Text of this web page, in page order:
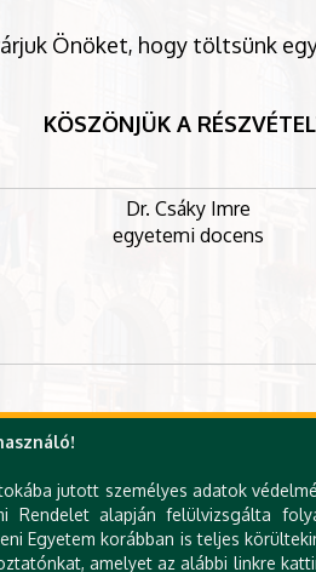
Önöket, hogy töltsünk
KÖSZÖNJÜK A
Dr. Csáky Imre
egyetemi docens
és Létesítménymérnöki
jutott személyes adatok
Rendelet alapján felülvizsgálta
Egyetem korábban is teljes
amelyet az alábbi linkre